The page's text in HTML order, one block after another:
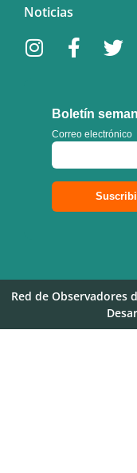
Noticias
Boletín
Correo electrónico
Red de Observadores